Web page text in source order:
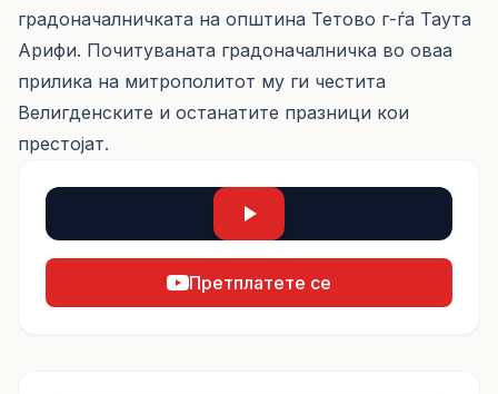
градоначалничката на општина Тетово г-ѓа Таута
Арифи. Почитуваната градоначалничка во оваа
прилика на митрополитот му ги честита
Велигденските и останатите празници кои
престојат.
Претплатете се